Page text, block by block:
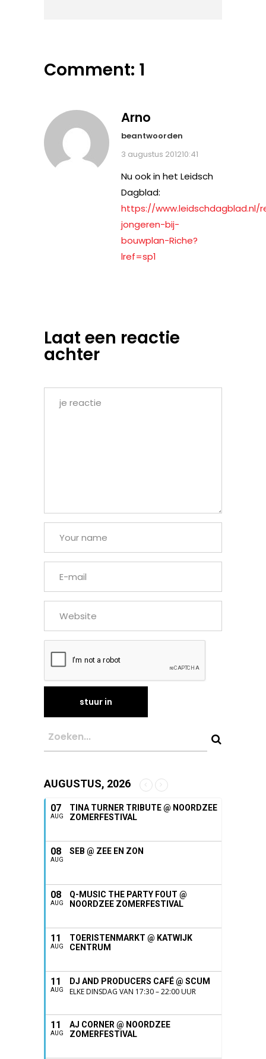
Comment: 1
Arno
beantwoorden
3 augustus 201210:41
Nu ook in het Leidsch
Dagblad:
https://www.leidschdagblad.nl/
jongeren-bij-
bouwplan-Riche?
lref=sp1
Laat een reactie
achter
AUGUSTUS, 2026
07
AUG
TINA TURNER TRIBUTE @ NOORDZEE
ZOMERFESTIVAL
08
AUG
SEB @ ZEE EN ZON
08
AUG
Q-MUSIC THE PARTY FOUT @
NOORDZEE ZOMERFESTIVAL
11
AUG
TOERISTENMARKT @ KATWIJK
CENTRUM
11
AUG
DJ AND PRODUCERS CAFÉ @ SCUM
ELKE DINSDAG VAN 17:30 – 22:00 UUR
11
AUG
AJ CORNER @ NOORDZEE
ZOMERFESTIVAL